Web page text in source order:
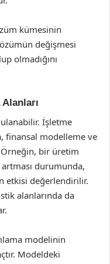
kümesinin
değişmesi
olmadığını
İşletme
finansal modelleme ve
Örneğin, bir üretim
durumunda,
etkisi değerlendirilir.
alanlarında da
modelinin
Modeldeki